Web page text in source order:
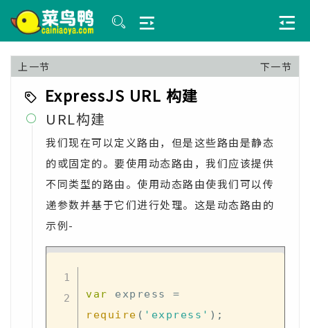
上一节 下一节
ExpressJS URL 构建
 URL构建
我们现在可以定义路由，但是这些路由是静态
的或固定的。要使用动态路由，我们应该提供
不同类型的路由。使用动态路由使我们可以传
递参数并基于它们进行处理。这是动态路由的
示例-
var express =
require ( 'express' ) ;